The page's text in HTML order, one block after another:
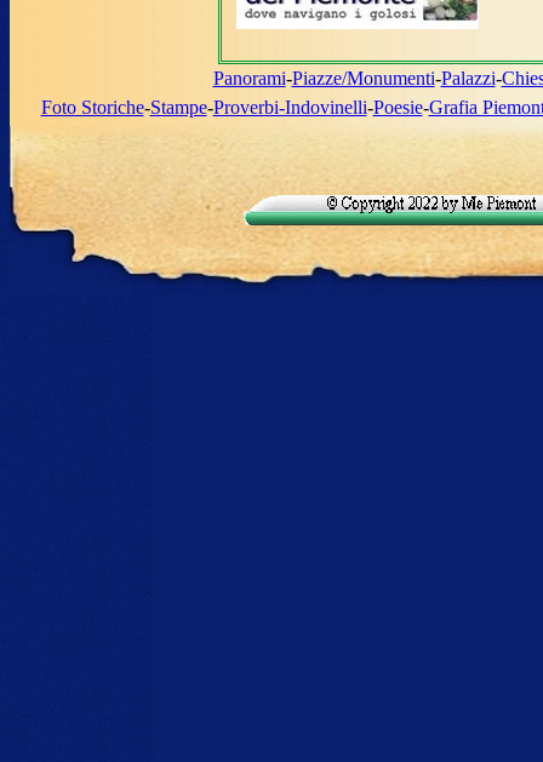
Panorami-Piazze/Monumenti-Palazzi-
Foto Storiche-Stampe-Proverbi-Indovinelli-Poesie-Grafia